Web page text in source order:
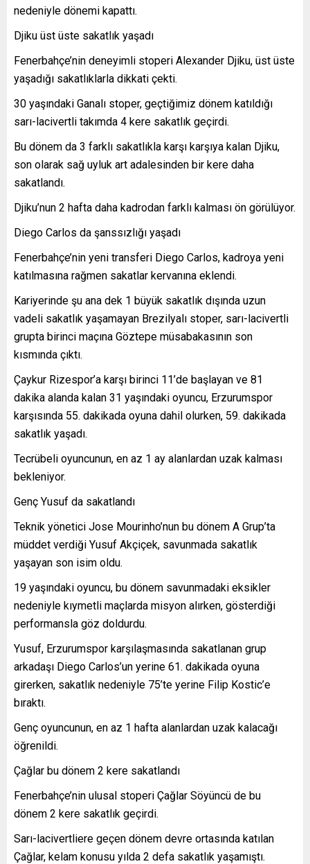
nedeniyle dönemi kapattı.
Djiku üst üste sakatlık yaşadı
Fenerbahçe’nin deneyimli stoperi Alexander Djiku, üst üste
yaşadığı sakatlıklarla dikkati çekti.
30 yaşındaki Ganalı stoper, geçtiğimiz dönem katıldığı
sarı-lacivertli takımda 4 kere sakatlık geçirdi.
Bu dönem da 3 farklı sakatlıkla karşı karşıya kalan Djiku,
son olarak sağ uyluk art adalesinden bir kere daha
sakatlandı.
Djiku’nun 2 hafta daha kadrodan farklı kalması ön görülüyor.
Diego Carlos da şanssızlığı yaşadı
Fenerbahçe’nin yeni transferi Diego Carlos, kadroya yeni
katılmasına rağmen sakatlar kervanına eklendi.
Kariyerinde şu ana dek 1 büyük sakatlık dışında uzun
vadeli sakatlık yaşamayan Brezilyalı stoper, sarı-lacivertli
grupta birinci maçına Göztepe müsabakasının son
kısmında çıktı.
Çaykur Rizespor’a karşı birinci 11’de başlayan ve 81
dakika alanda kalan 31 yaşındaki oyuncu, Erzurumspor
karşısında 55. dakikada oyuna dahil olurken, 59. dakikada
sakatlık yaşadı.
Tecrübeli oyuncunun, en az 1 ay alanlardan uzak kalması
bekleniyor.
Genç Yusuf da sakatlandı
Teknik yönetici Jose Mourinho’nun bu dönem A Grup’ta
müddet verdiği Yusuf Akçiçek, savunmada sakatlık
yaşayan son isim oldu.
19 yaşındaki oyuncu, bu dönem savunmadaki eksikler
nedeniyle kıymetli maçlarda misyon alırken, gösterdiği
performansla göz doldurdu.
Yusuf, Erzurumspor karşılaşmasında sakatlanan grup
arkadaşı Diego Carlos’un yerine 61. dakikada oyuna
girerken, sakatlık nedeniyle 75’te yerine Filip Kostic’e
bıraktı.
Genç oyuncunun, en az 1 hafta alanlardan uzak kalacağı
öğrenildi.
Çağlar bu dönem 2 kere sakatlandı
Fenerbahçe’nin ulusal stoperi Çağlar Söyüncü de bu
dönem 2 kere sakatlık geçirdi.
Sarı-lacivertliere geçen dönem devre ortasında katılan
Çağlar, kelam konusu yılda 2 defa sakatlık yaşamıştı.